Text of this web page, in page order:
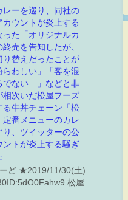
レーを巡り、同社の
カウントが炎上する
った「オリジナルカ
終売を告知したが、
り替えだったことが
らわしい」「客を混
でない…」などと非
相次いだ松屋フーズ
る牛丼チェーン「松
定番メニューのカレ
り、ツイッターの公
ントが炎上する騒ぎ
ど ★2019/11/30(土)
松屋